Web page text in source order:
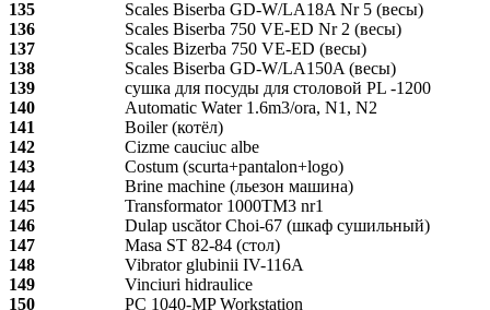
135
Scales Biserba GD-W/LA18A Nr 5 (весы)
136
Scales Biserba 750 VE-ED Nr 2 (весы)
137
Scales Bizerba 750 VE-ED (весы)
138
Scales Biserba GD-W/LA150A (весы)
139
сушка для посуды для столовой РL -1200
140
Automatic Water 1.6m3/ora, N1, N2
141
Boiler (котёл)
142
Cizme cauciuc albe
143
Costum (scurta+pantalon+logo)
144
Brine machine (льезон машина)
145
Transformator 1000TM3 nr1
146
Dulap uscător Choi-67 (шкаф сушильный)
147
Masa ST 82-84 (стол)
148
Vibrator glubinii IV-116A
149
Vinciuri hidraulice
150
PC 1040-MP Workstation